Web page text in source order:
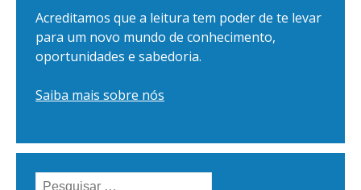
Acreditamos que a leitura tem poder de te levar
para um novo mundo de conhecimento,
oportunidades e sabedoria.
Saiba mais sobre nós
Pesquisar